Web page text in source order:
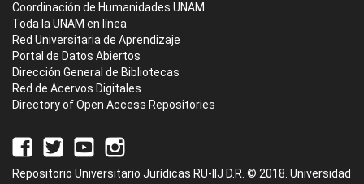
Coordinación de Humanidades UNAM
Toda la UNAM en línea
Red Universitaria de Aprendizaje
Portal de Datos Abiertos
Dirección General de Bibliotecas
Red de Acervos Digitales
Directory of Open Access Repositories
Repositorio Universitario Jurídicas RU-IIJ D.R. © 2018. Universidad